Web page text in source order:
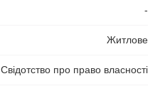
-
Житлове
Свідотство про право власності